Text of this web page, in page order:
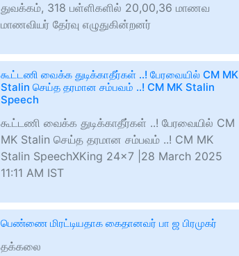
துவக்கம், 318 பள்ளிகளில் 20,00,36 மாணவ
மாணவியர் தேர்வு எழுதுகின்றனர்
கூட்டணி வைக்க துடிக்காதீர்கள் ..! பேரவையில் CM MK
Stalin செய்த தரமான சம்பவம் ..! CM MK Stalin
Speech
கூட்டணி வைக்க துடிக்காதீர்கள் ..! பேரவையில் CM
MK Stalin செய்த தரமான சம்பவம் ..! CM MK
Stalin SpeechXKing 24x7 |28 March 2025
11:11 AM IST
பெண்ணை மிரட்டியதாக கைதானவர் பா ஜ பிரமுகர்
தக்கலை